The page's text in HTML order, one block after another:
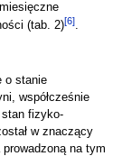
(tab. 2)[6].
o stanie
współcześnie
stan fizyko-
w znaczący
prowadzoną na tym